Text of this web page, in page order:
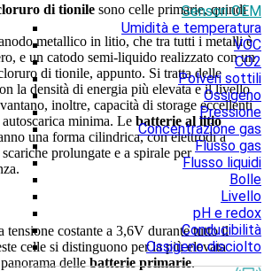
Sensori OEM
Umidità e temperatura
VOC
CO2
Polveri sottili
Ossigeno
Pressione
Concentrazione gas
Flusso gas
Flusso liquidi
Bolle
Livello
pH e redox
Conducibilità
Ossigeno disciolto
di tionile sono celle primarie, quindi
metallico in litio, che tra tutti i metalli è
e un catodo semi-liquido realizzato con un
di tionile, appunto. Si tratta delle
la densità di energia più elevata e il livello
inoltre, capacità di storage eccellenti
minima. Le batterie al litio
una forma cilindrica, con elettrodi a
prolungate e a spirale per
tensione costante a 3,6V durante tutto il
celle si distinguono per la più elevata
dellebatterie primarie.